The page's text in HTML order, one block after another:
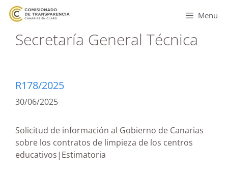
Menu
Secretaría General Técnica
R178/2025
30/06/2025
Solicitud de información al Gobierno de Canarias
sobre los contratos de limpieza de los centros
educativos|Estimatoria